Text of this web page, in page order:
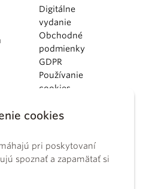
cookies
pri poskytovaní
spoznať a zapamätať si
Digitálne
vydanie
Obchodné
podmienky
GDPR
Používanie
cookies